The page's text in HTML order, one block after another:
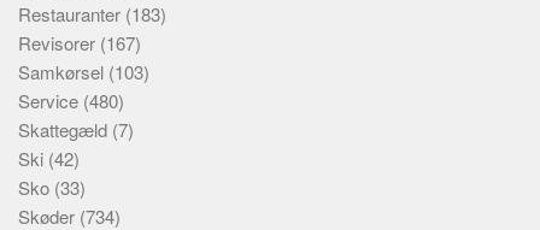
Restauranter (183)
Revisorer (167)
Samkørsel (103)
Service (480)
Skattegæld (7)
Ski (42)
Sko (33)
Skøder (734)